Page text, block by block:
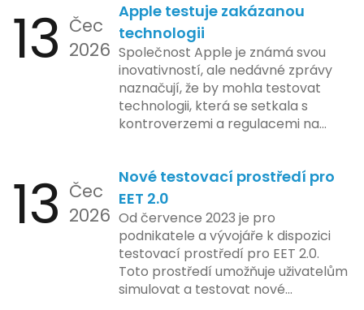
by se podnikatelé měli vyvarovat.
13 Čec
2026
Apple testuje zakázanou
technologii
Společnost Apple je známá svou
inovativností, ale nedávné zprávy
naznačují, že by mohla testovat
technologii, která se setkala s
kontroverzemi a regulacemi na
implementace funkce, která by
mohla porušovat určité zákonné
limity na ochranu osobních údajů.
Tato technologie se zaměřuje na
pokročilé sledování uživatelských
aktivit, což vyvolalo obavy ohledně
soukromí a ochrany dat uživatelů.
13 Čec
2026
Nové testovací prostředí pro
EET 2.0
Od července 2023 je pro
podnikatele a vývojáře k dispozici
testovací prostředí pro EET 2.0.
Toto prostředí umožňuje uživatelům
simulovat a testovat nové